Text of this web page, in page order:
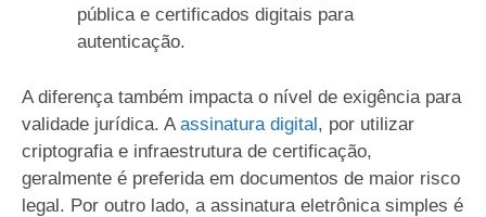
pública e certificados digitais para
autenticação.
A diferença também impacta o nível de exigência para
validade jurídica. A assinatura digital, por utilizar
criptografia e infraestrutura de certificação,
geralmente é preferida em documentos de maior risco
legal. Por outro lado, a assinatura eletrônica simples é